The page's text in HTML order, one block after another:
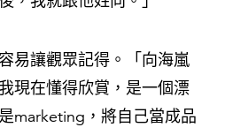
易讓觀眾記得。「向海嵐
現在懂得欣賞，是一個漂
marketing，將自己當成品